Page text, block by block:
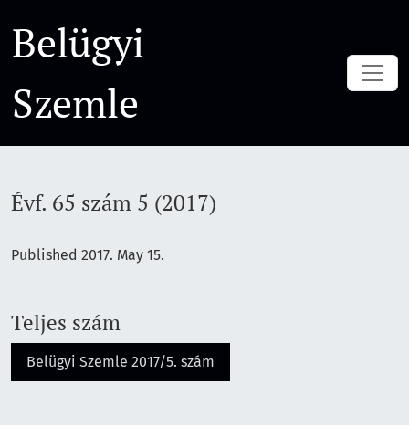
Belügyi
Szemle
Évf. 65 szám 5 (2017)
Published 2017. May 15.
Teljes szám
Belügyi Szemle 2017/5. szám